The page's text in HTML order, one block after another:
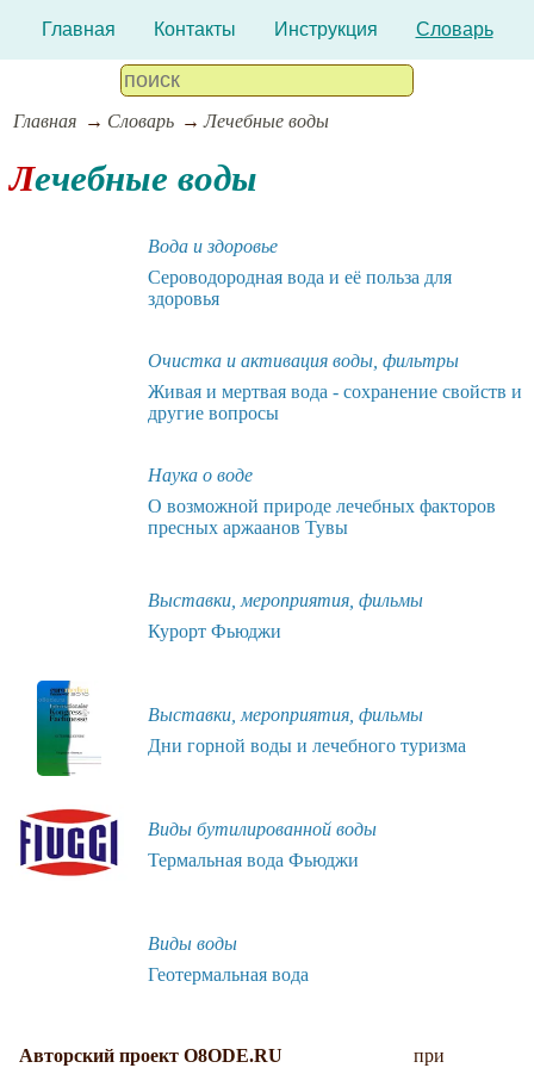
Главная Контакты Инструкция Словарь
Главная Словарь Лечебные воды
Лечебные воды
Вода и здоровье
Сероводородная вода и её польза для
здоровья
Очистка и активация воды, фильтры
Живая и мертвая вода - сохранение свойств и
другие вопросы
Наука о воде
О возможной природе лечебных факторов
пресных аржаанов Тувы
Выставки, мероприятия, фильмы
Курорт Фьюджи
Выставки, мероприятия, фильмы
Дни горной воды и лечебного туризма
Виды бутилированной воды
Термальная вода Фьюджи
Виды воды
Геотермальная вода
Авторский проект O8ODE.RU
при